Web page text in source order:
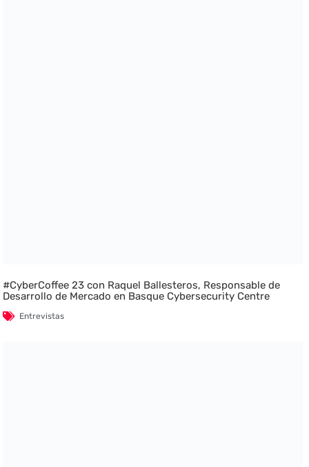
#CyberCoffee 23 con Raquel Ballesteros, Responsable de
Desarrollo de Mercado en Basque Cybersecurity Centre
Entrevistas